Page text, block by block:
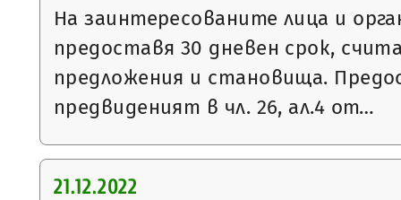
На заинтересованите лица и
предоставя 30 дневен срок,
предложения и становища.
предвиденият в чл. 26, ал.4 от…
21.12.2022